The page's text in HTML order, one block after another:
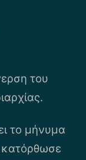
του
το μήνυμα